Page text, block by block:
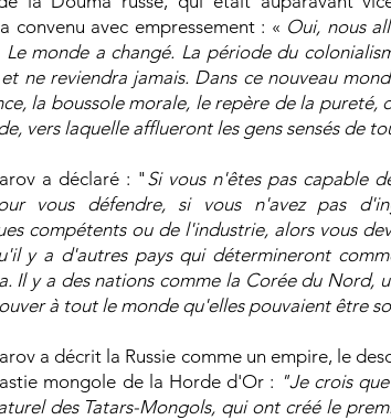
convenu avec empressement : « Oui, nous
monde a changé. La période du
ne reviendra jamais. Dans ce nouveau
la boussole morale, le repère de la pureté,
vers laquelle afflueront les gens sensés de
a déclaré : "Si vous n'êtes pas capable
vous défendre, si vous n'avez pas
compétents ou de l'industrie, alors vous
y a d'autres pays qui détermineront
Il y a des nations comme la Corée du Nord,
à tout le monde qu'elles pouvaient être
a décrit la Russie comme un empire, le
mongole de la Horde d'Or : "Je crois
des Tatars-Mongols, qui ont créé le